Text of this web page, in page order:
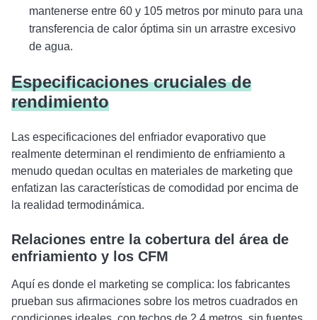
mantenerse entre 60 y 105 metros por minuto para una
transferencia de calor óptima sin un arrastre excesivo
de agua.
Especificaciones cruciales de
rendimiento
Las especificaciones del enfriador evaporativo que
realmente determinan el rendimiento de enfriamiento a
menudo quedan ocultas en materiales de marketing que
enfatizan las características de comodidad por encima de
la realidad termodinámica.
Relaciones entre la cobertura del área de
enfriamiento y los CFM
Aquí es donde el marketing se complica: los fabricantes
prueban sus afirmaciones sobre los metros cuadrados en